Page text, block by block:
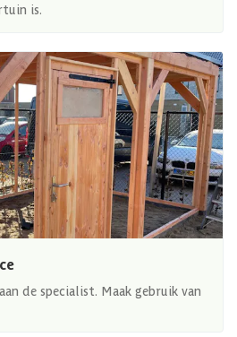
is.
de specialist. Maak gebruik van